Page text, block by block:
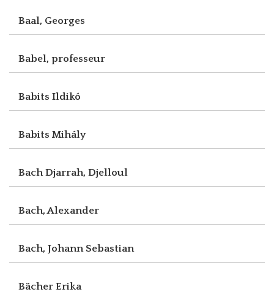
Baal, Georges
Babel, professeur
Babits Ildikó
Babits Mihály
Bach Djarrah, Djelloul
Bach, Alexander
Bach, Johann Sebastian
Bächer Erika